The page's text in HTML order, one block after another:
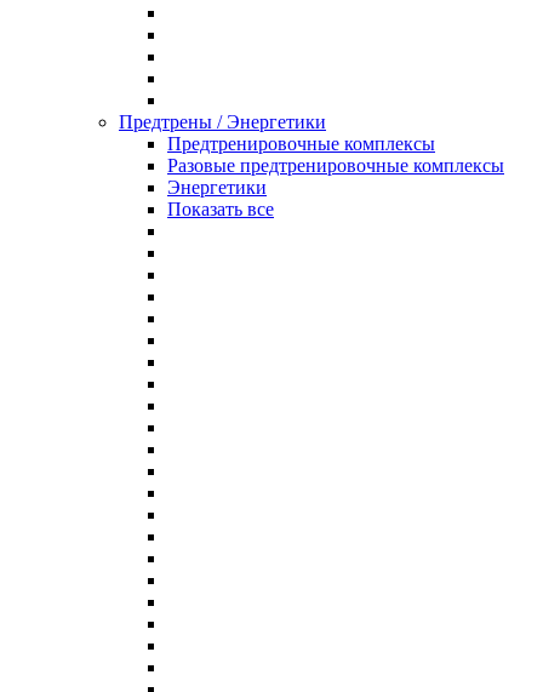
Предтрены / Энергетики
Предтренировочные комплексы
Разовые предтренировочные комплексы
Энергетики
Показать все